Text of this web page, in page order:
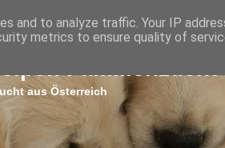
aus Österreich
and to analyze traffic. Your IP
metrics to ensure quality of